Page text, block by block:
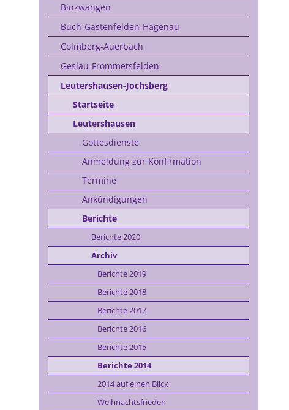
Binzwangen
Buch-Gastenfelden-Hagenau
Colmberg-Auerbach
Geslau-Frommetsfelden
Leutershausen-Jochsberg
Startseite
Leutershausen
Gottesdienste
Anmeldung zur Konfirmation
Termine
Ankündigungen
Berichte
Berichte 2020
Archiv
Berichte 2019
Berichte 2018
Berichte 2017
Berichte 2016
Berichte 2015
Berichte 2014
2014 auf einen Blick
Weihnachtsfrieden